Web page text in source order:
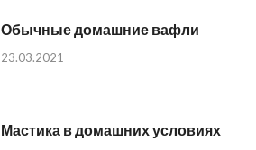
Обычные домашние вафли
23.03.2021
Мастика в домашних условиях